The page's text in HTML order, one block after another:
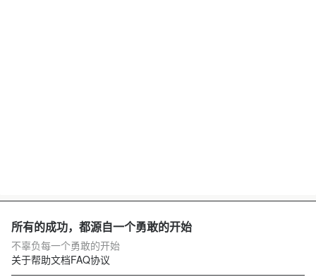
所有的成功，都源自一个勇敢的开始
不辜负每一个勇敢的开始
关于帮助文档FAQ协议